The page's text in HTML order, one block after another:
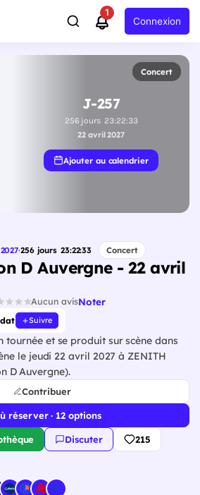
1
Connexion
Concert
J-257
256 jours 23:22:32
22 avril 2027
Ajouter au calendrier
·256 jours 23:22:32 Concert
D Auvergne - 22 avril
Aucun avisNoter
Suivre
tournée et se produit sur scène dans
le jeudi 22 avril 2027 à ZENITH
D Auvergne).
Contribuer
réserver · 12 options
Discuter 215